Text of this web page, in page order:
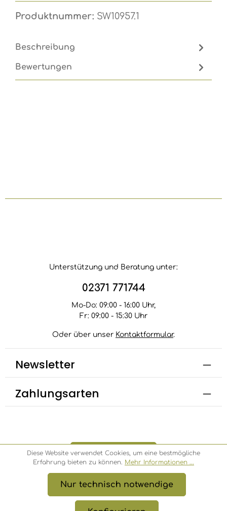
Produktnummer: SW10957.1
Beschreibung
Bewertungen
Unterstützung und Beratung unter:
02371 771744
Mo-Do: 09:00 - 16:00 Uhr,
Fr: 09:00 - 15:30 Uhr
Oder über unser Kontaktformular.
Newsletter
Zahlungsarten
Bestellung widerrufen
* Alle Preise inkl. gesetzl. Mehrwertsteuer zzgl.
Versandkosten, wenn nicht anders angegeben.
Diese Website verwendet Cookies, um eine bestmögliche
Erfahrung bieten zu können. Mehr Informationen ...
Nur technisch notwendige